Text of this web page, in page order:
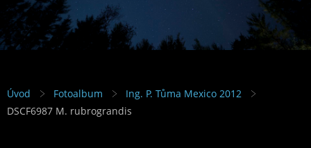
Úvod Fotoalbum
Ing. P. Tůma Mexico 2012
DSCF6987 M. rubrograndis